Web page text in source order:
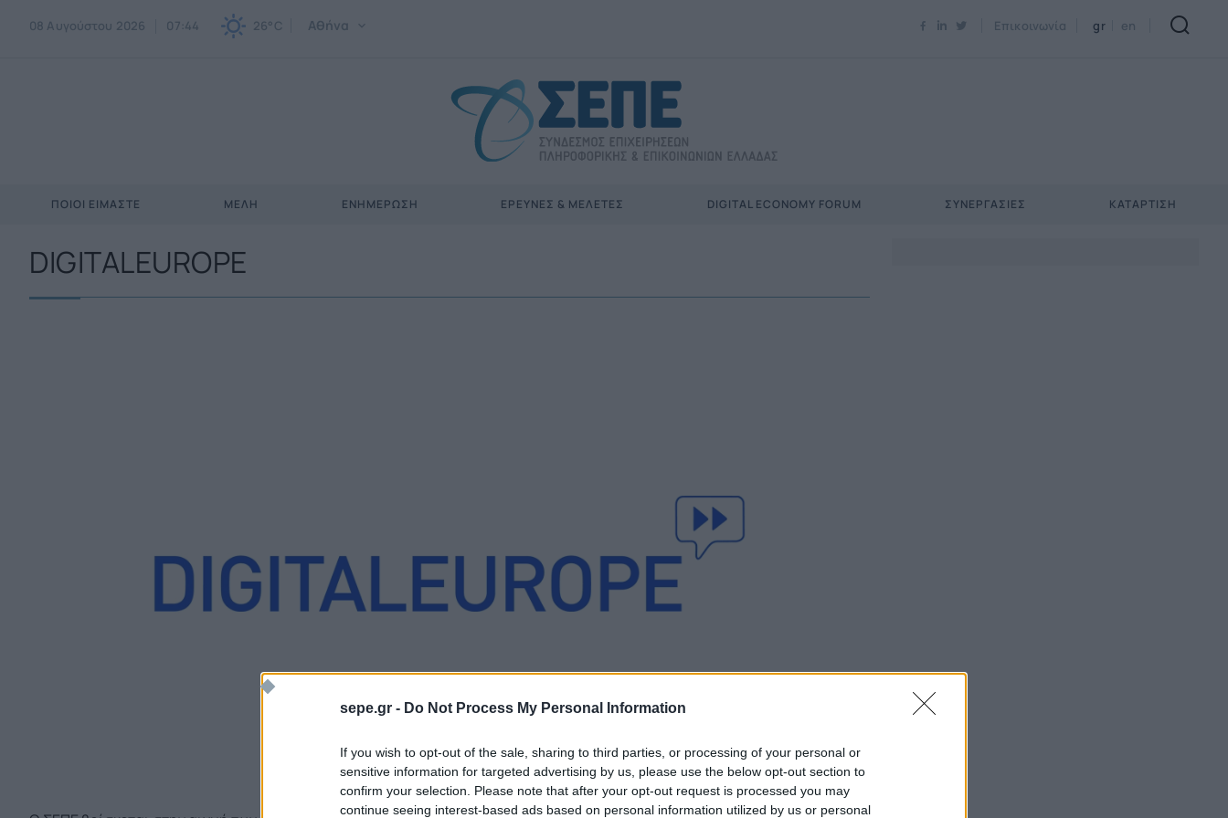
sepe.gr - Do Not Process My Personal Information
If you wish to opt-out of the sale, sharing to third parties, or processing of your personal or
sensitive information for targeted advertising by us, please use the below opt-out section to
confirm your selection. Please note that after your opt-out request is processed you may
continue seeing interest-based ads based on personal information utilized by us or personal
08 Αυγούστου 2026 07:44 26°C Αθήνα Επικοινωνία gr en
ΠΟΙΟΙ ΕΊΜΑΣΤΕ ΜΈΛΗ ΕΝΗΜΕΡΩΣΗ ΈΡΕΥΝΕΣ & ΜΕΛΈΤΕΣ DIGITAL ECONOMY FORUM ΣΥΝΕΡΓΑΣΊΕΣ ΚΑΤΆΡΤΙΣΗ
DIGITALEUROPE
Newsletter Email*